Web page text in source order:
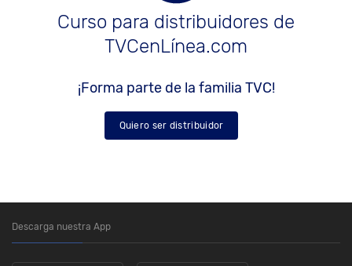
Curso para distribuidores de
TVCenLínea.com
¡Forma parte de la familia TVC!
Quiero ser distribuidor
Descarga nuestra App